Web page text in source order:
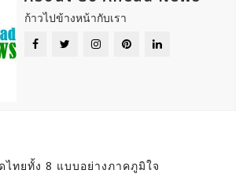
ก้าวไปข้างหน้ากับเรา
ทยทั้ง 8 แบบอย่างภาคภูมิใจ